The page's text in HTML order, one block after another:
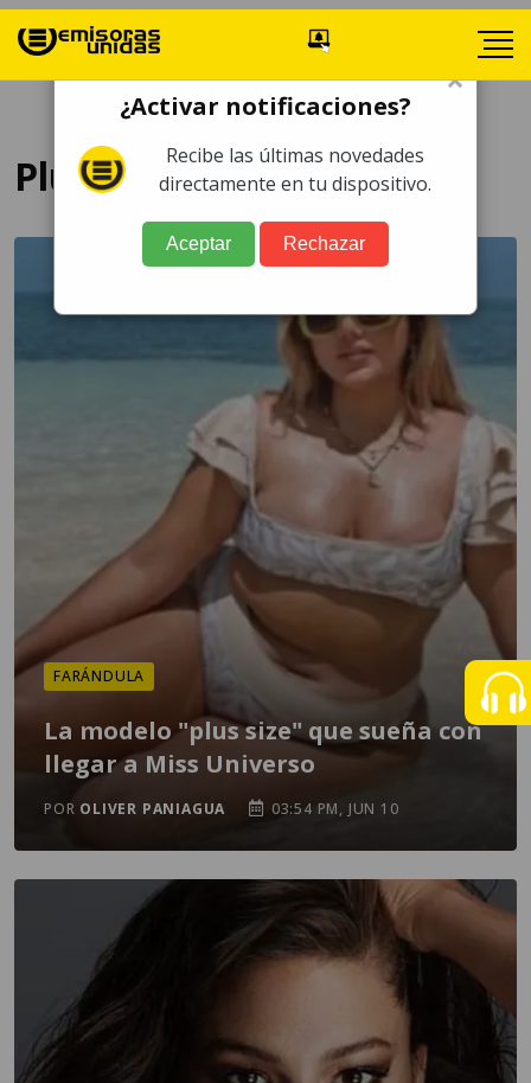
Plus Size
FARÁNDULA
La modelo "plus size" que sueña con
llegar a Miss Universo
POR OLIVER PANIAGUA 03:54 PM, JUN 10
×
¿Activar notificaciones?
Recibe las últimas novedades
directamente en tu dispositivo.
Aceptar Rechazar